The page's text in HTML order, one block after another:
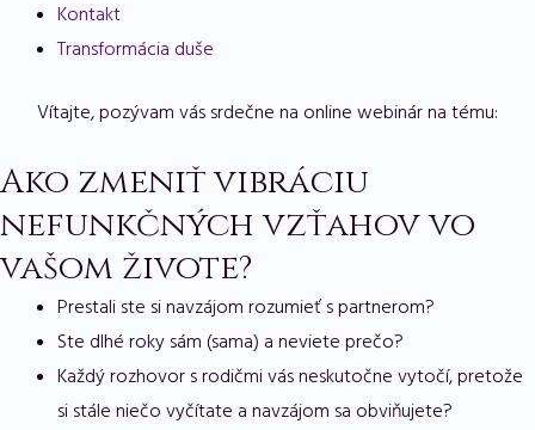
Kontakt
Transformácia duše
Vítajte, pozývam vás srdečne na online webinár na tému:
Ako zmeniť vibráciu
nefunkčných vzťahov vo
vašom živote?
Prestali ste si navzájom rozumieť s partnerom?
Ste dlhé roky sám (sama) a neviete prečo?
Každý rozhovor s rodičmi vás neskutočne vytočí, pretože
si stále niečo vyčítate a navzájom sa obviňujete?